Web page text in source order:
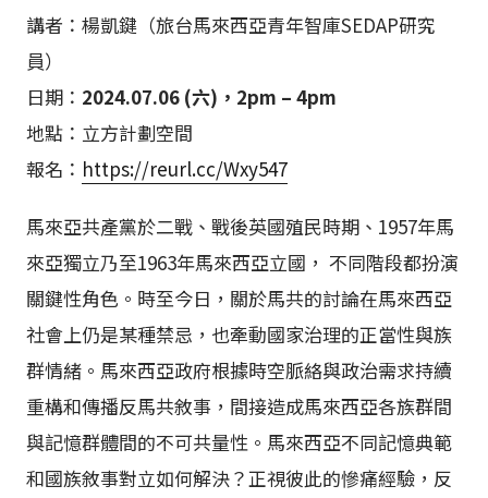
講者：楊凱鍵（旅台馬來西亞青年智庫SEDAP研究
員）
日期： 2024.07.06 (六)，2pm – 4pm
地點：立方計劃空間
報名： https://reurl.cc/Wxy547
馬來亞共產黨於二戰、戰後英國殖民時期、1957年馬
來亞獨立乃至1963年馬來西亞立國， 不同階段都扮演
關鍵性角色。時至今日，關於馬共的討論在馬來西亞
社會上仍是某種禁忌，也牽動國家治理的正當性與族
群情緒。馬來西亞政府根據時空脈絡與政治需求持續
重構和傳播反馬共敘事，間接造成馬來西亞各族群間
與記憶群體間的不可共量性。馬來西亞不同記憶典範
和國族敘事對立如何解決？正視彼此的慘痛經驗，反